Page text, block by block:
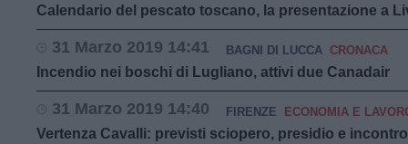
Calendario del pescato toscano, la presentazione a
31 Marzo 2019 14:41 BAGNI DI LUCCA CRONACA
Incendio nei boschi di Lugliano, attivi due Canadair
31 Marzo 2019 14:40 FIRENZE ECONOMIA E
Vertenza Cavalli: previsti sciopero, presidio e